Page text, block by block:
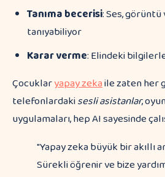
Tanıma becerisi: Ses,
tanıyabiliyor
Karar verme: Elindeki
Çocuklaryapay zekaile zaten her
telefonlardakisesli asistanlar,
uygulamaları, hep AI sayesinde
"Yapay zeka büyük bir akıllı
Sürekli öğrenir ve bize